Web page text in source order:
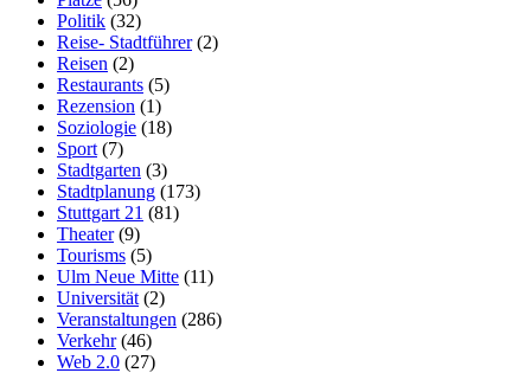
Politik (32)
Reise- Stadtführer(2)
Reisen (2)
Restaurants (5)
Rezension (1)
Soziologie (18)
Sport (7)
Stadtgarten (3)
Stadtplanung (173)
Stuttgart 21 (81)
Theater(9)
Tourisms (5)
Ulm Neue Mitte (11)
Universität (2)
Veranstaltungen (286)
Verkehr(46)
Web 2.0 (27)